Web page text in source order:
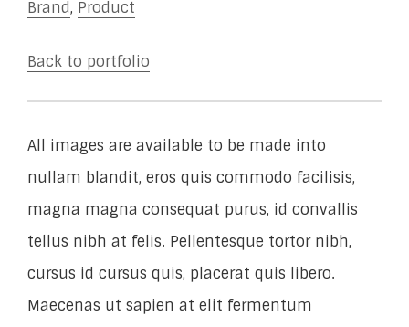
Brand, Product
Back to portfolio
All images are available to be made into
nullam blandit, eros quis commodo facilisis,
magna magna consequat purus, id convallis
tellus nibh at felis. Pellentesque tortor nibh,
cursus id cursus quis, placerat quis libero.
Maecenas ut sapien at elit fermentum